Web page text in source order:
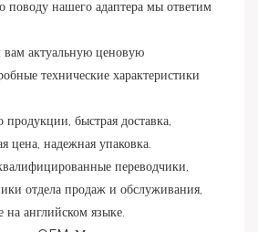
технические характеристики
цена, надежная упаковка.
отдела продаж и обслуживания,
английском языке.